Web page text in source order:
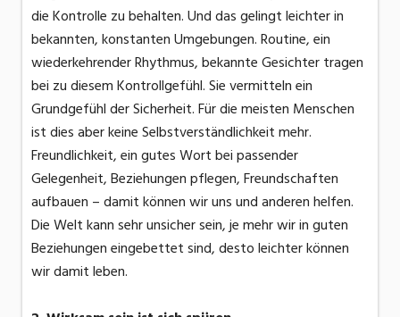
die Kontrolle zu behalten. Und das gelingt leichter in
bekannten, konstanten Umgebungen. Routine, ein
wiederkehrender Rhythmus, bekannte Gesichter tragen
bei zu diesem Kontrollgefühl. Sie vermitteln ein
Grundgefühl der Sicherheit. Für die meisten Menschen
ist dies aber keine Selbstverständlichkeit mehr.
Freundlichkeit, ein gutes Wort bei passender
Gelegenheit, Beziehungen pflegen, Freundschaften
aufbauen – damit können wir uns und anderen helfen.
Die Welt kann sehr unsicher sein, je mehr wir in guten
Beziehungen eingebettet sind, desto leichter können
wir damit leben.